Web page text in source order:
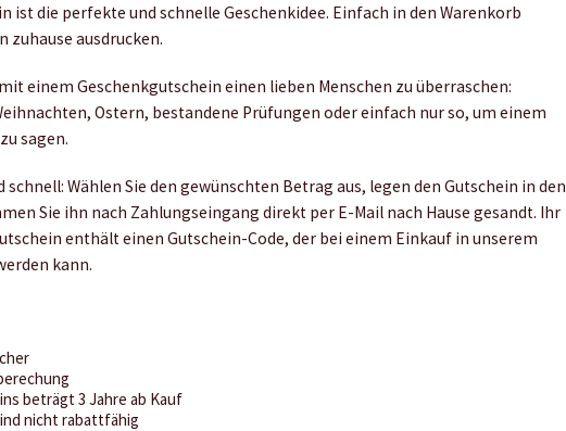
ist die perfekte und schnelle Geschenkidee. Einfach in den Warenkorb
zuhause ausdrucken.
einem Geschenkgutschein einen lieben Menschen zu überraschen:
Ostern, bestandene Prüfungen oder einfach nur so, um einem
sagen.
Wählen Sie den gewünschten Betrag aus, legen den Gutschein in den
Sie ihn nach Zahlungseingang direkt per E-Mail nach Hause gesandt. Ihr
enthält einen Gutschein-Code, der bei einem Einkauf in unserem
kann.
beträgt 3 Jahre ab Kauf
nicht rabattfähig